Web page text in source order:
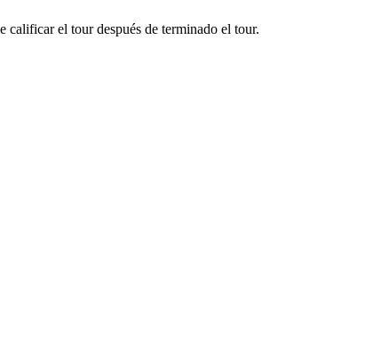
calificar el tour después de terminado el tour.